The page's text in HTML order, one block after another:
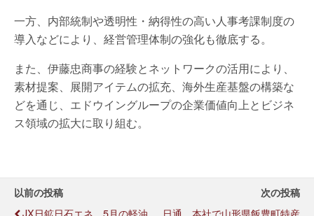
一方、内部統制や透明性・納得性の高い人事考課制度の
導入などにより、経営管理体制の強化も徹底する。
また、伊藤忠商事の経験とネットワークの活用により、
素材提案、展開アイテムの拡充、海外生産基盤の構築な
どを通じ、エドウイングループの企業価値向上とビジネ
ス領域の拡大に取り組む。
以前の投稿
JX日鉱日石エネ、5月の軽油
次の投稿
日通、本社で山形県飯豊町特産